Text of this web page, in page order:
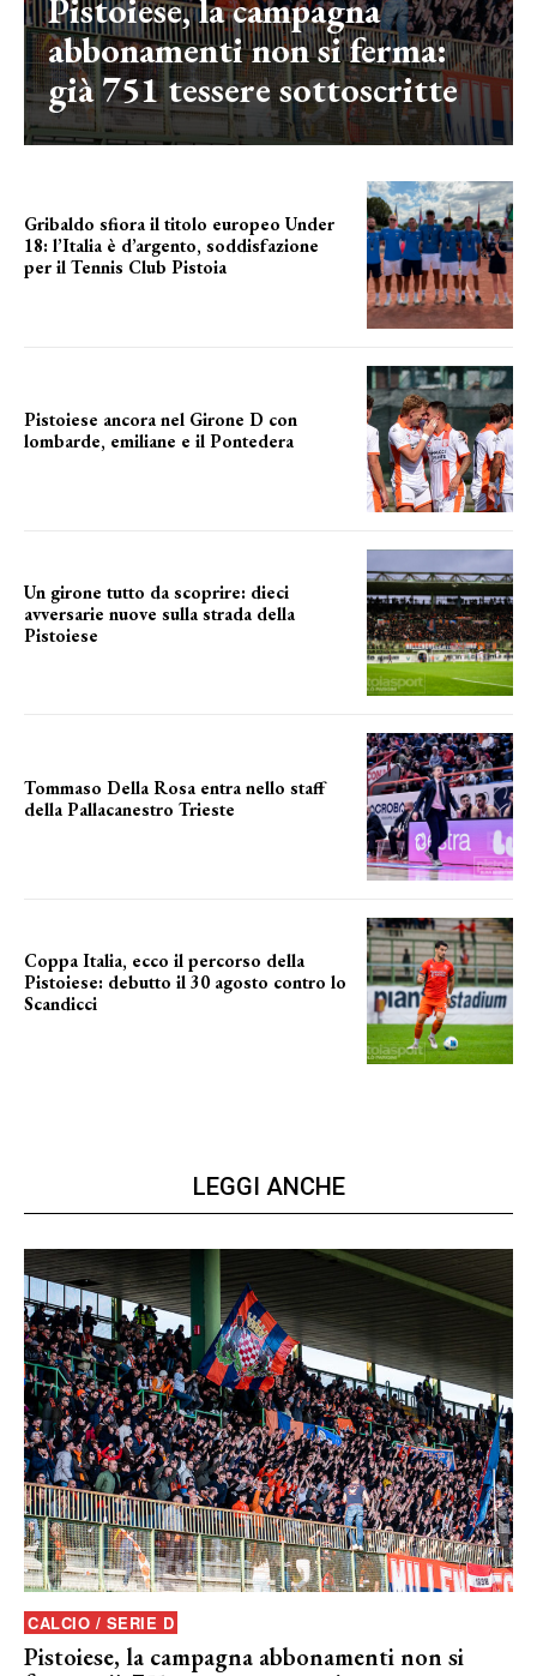
Pistoiese, la campagna
abbonamenti non si ferma:
già 751 tessere sottoscritte
Gribaldo sfiora il titolo europeo Under
18: l’Italia è d’argento, soddisfazione
per il Tennis Club Pistoia
Pistoiese ancora nel Girone D con
lombarde, emiliane e il Pontedera
Un girone tutto da scoprire: dieci
avversarie nuove sulla strada della
Pistoiese
Tommaso Della Rosa entra nello staff
della Pallacanestro Trieste
Coppa Italia, ecco il percorso della
Pistoiese: debutto il 30 agosto contro lo
Scandicci
LEGGI ANCHE
CALCIO / SERIE D
Pistoiese, la campagna abbonamenti non si